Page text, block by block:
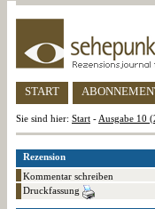
START
Sie sind hier: Start - Ausgabe 10
Rezension
Kommentar schreiben
Druckfassung